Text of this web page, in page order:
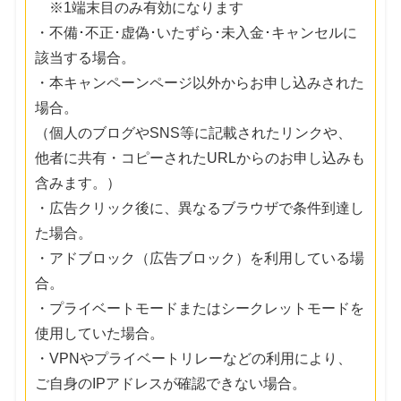
※1端末目のみ有効になります
・不備･不正･虚偽･いたずら･未入金･キャンセルに
該当する場合。
・本キャンペーンページ以外からお申し込みされた
場合。
（個人のブログやSNS等に記載されたリンクや、
他者に共有・コピーされたURLからのお申し込みも
含みます。）
・広告クリック後に、異なるブラウザで条件到達し
た場合。
・アドブロック（広告ブロック）を利用している場
合。
・プライベートモードまたはシークレットモードを
使用していた場合。
・VPNやプライベートリレーなどの利用により、
ご自身のIPアドレスが確認できない場合。